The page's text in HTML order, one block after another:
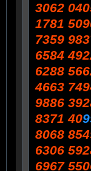
3062
1781
7359
6584
6288
4663
9886
8371 40
8068
6306
6967